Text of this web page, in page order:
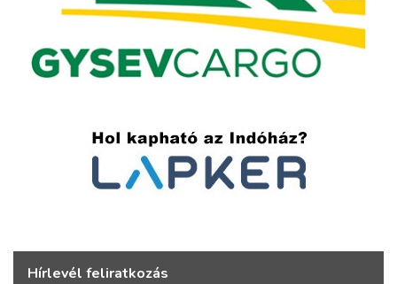
Hírlevél feliratkozás